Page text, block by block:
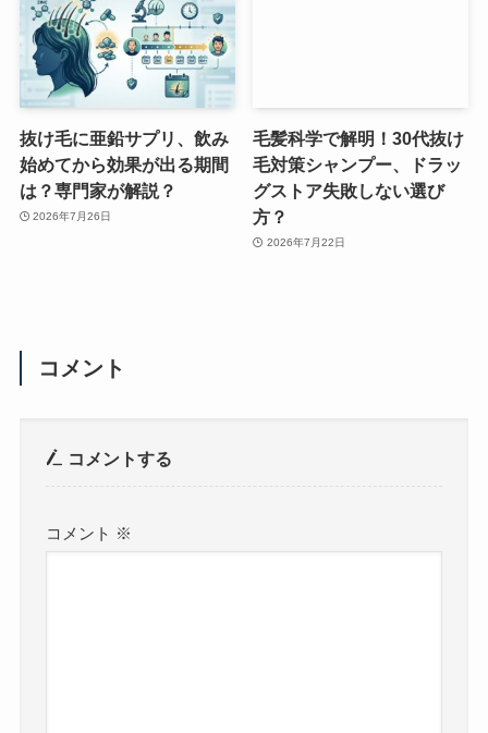
抜け毛に亜鉛サプリ、飲み
始めてから効果が出る期間
は？専門家が解説？
2026年7月26日
毛髪科学で解明！30代抜け
毛対策シャンプー、ドラッ
グストア失敗しない選び
方？
2026年7月22日
コメント
コメントする
コメント ※